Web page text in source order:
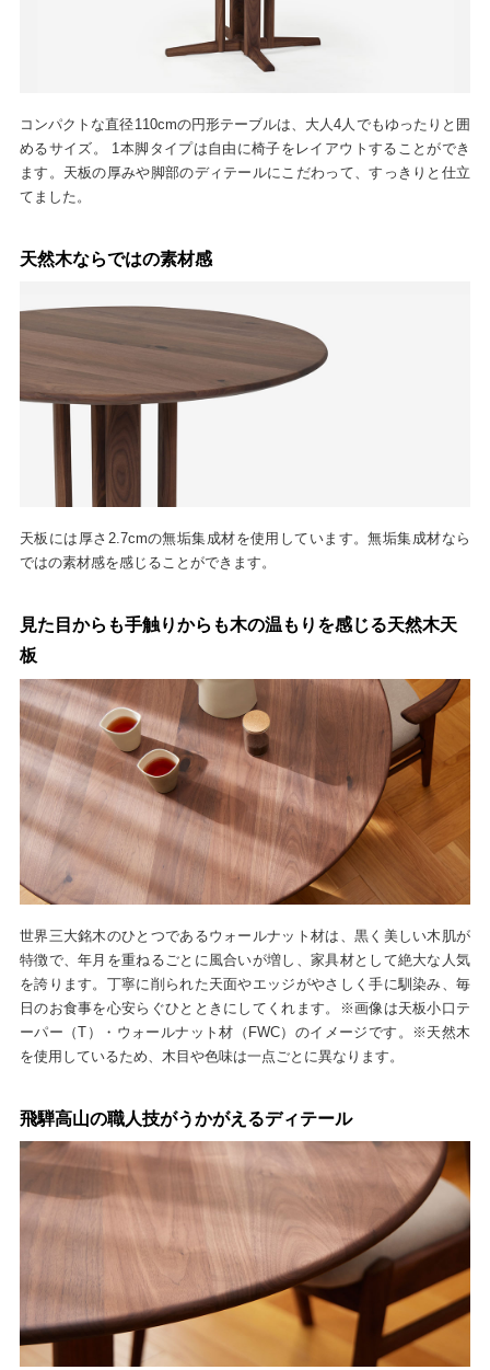
コンパクトな直径110cmの円形テーブルは、大人4人でもゆったりと囲
めるサイズ。 1本脚タイプは自由に椅子をレイアウトすることができ
ます。天板の厚みや脚部のディテールにこだわって、すっきりと仕立
てました。
天然木ならではの素材感
天板には厚さ2.7cmの無垢集成材を使用しています。無垢集成材なら
ではの素材感を感じることができます。
見た目からも手触りからも木の温もりを感じる天然木天
板
世界三大銘木のひとつであるウォールナット材は、黒く美しい木肌が
特徴で、年月を重ねるごとに風合いが増し、家具材として絶大な人気
を誇ります。丁寧に削られた天面やエッジがやさしく手に馴染み、毎
日のお食事を心安らぐひとときにしてくれます。※画像は天板小口テ
ーパー（T）・ウォールナット材（FWC）のイメージです。※天然木
を使用しているため、木目や色味は一点ごとに異なります。
飛騨高山の職人技がうかがえるディテール